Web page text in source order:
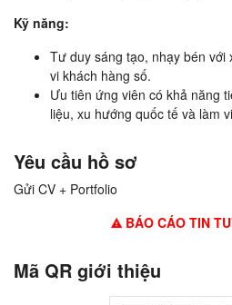
Kỹ năng:
Tư duy sáng tạo, nhạy bén
vi khách hàng số.
Ưu tiên ứng viên có khả năng
liệu, xu hướng quốc tế và làm
Yêu cầu hồ sơ
Gửi CV + Portfolio
BÁO CÁO TIN
Mã QR giới thiệu